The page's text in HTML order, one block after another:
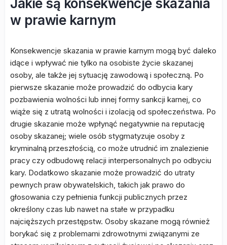
Jakie są konsekwencje skazania
w prawie karnym
Konsekwencje skazania w prawie karnym mogą być daleko
idące i wpływać nie tylko na osobiste życie skazanej
osoby, ale także jej sytuację zawodową i społeczną. Po
pierwsze skazanie może prowadzić do odbycia kary
pozbawienia wolności lub innej formy sankcji karnej, co
wiąże się z utratą wolności i izolacją od społeczeństwa. Po
drugie skazanie może wpłynąć negatywnie na reputację
osoby skazanej; wiele osób stygmatyzuje osoby z
kryminalną przeszłością, co może utrudnić im znalezienie
pracy czy odbudowę relacji interpersonalnych po odbyciu
kary. Dodatkowo skazanie może prowadzić do utraty
pewnych praw obywatelskich, takich jak prawo do
głosowania czy pełnienia funkcji publicznych przez
określony czas lub nawet na stałe w przypadku
najcięższych przestępstw. Osoby skazane mogą również
borykać się z problemami zdrowotnymi związanymi ze